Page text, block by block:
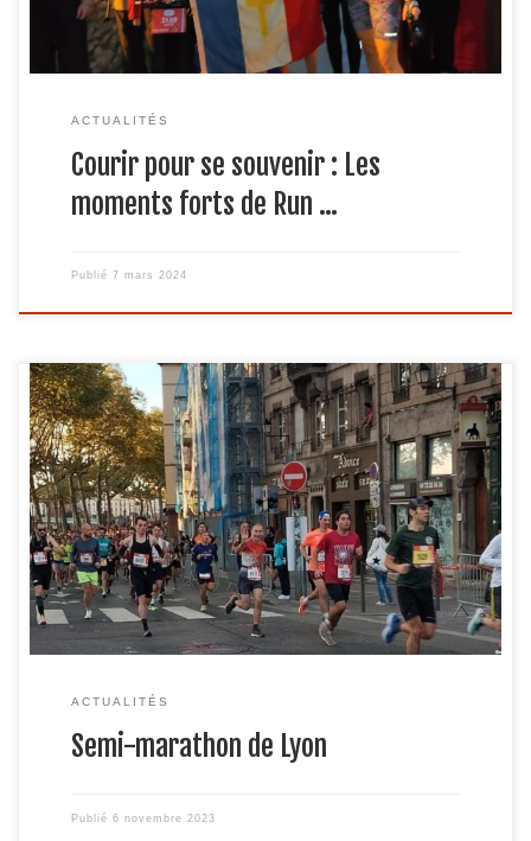
ACTUALITÉS
Courir pour se souvenir : Les
moments forts de Run …
Publié 7 mars 2024
Le Run in Lyon, c’est 4 parcours dans une ville superbe,
chargée d’histoire et de culture. C’est sur la distance semi-
marathon que Jacques, notre maître de la piste s’est
qualifié pour les championnats de France le 22 octobre
dernier en bouclant sa course en moins d’1 heure 30. Tous
les […]
ACTUALITÉS
Semi-marathon de Lyon
Publié 6 novembre 2023